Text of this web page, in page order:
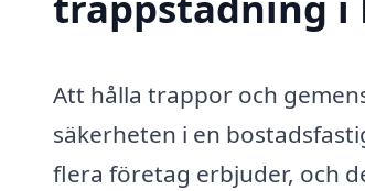
Att hålla trappor och
säkerheten i en
flera företag erbjuder, och